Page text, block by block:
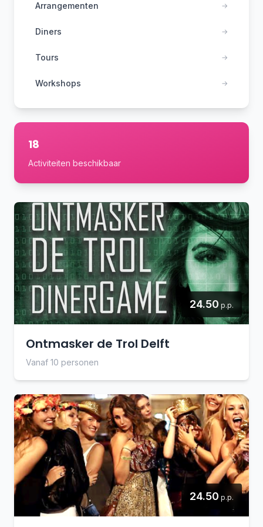
Arrangementen →
Diners →
Tours →
Workshops →
18
Activiteiten beschikbaar
24.50 p.p.
Ontmasker de Trol Delft
Vanaf 10 personen
24.50 p.p.